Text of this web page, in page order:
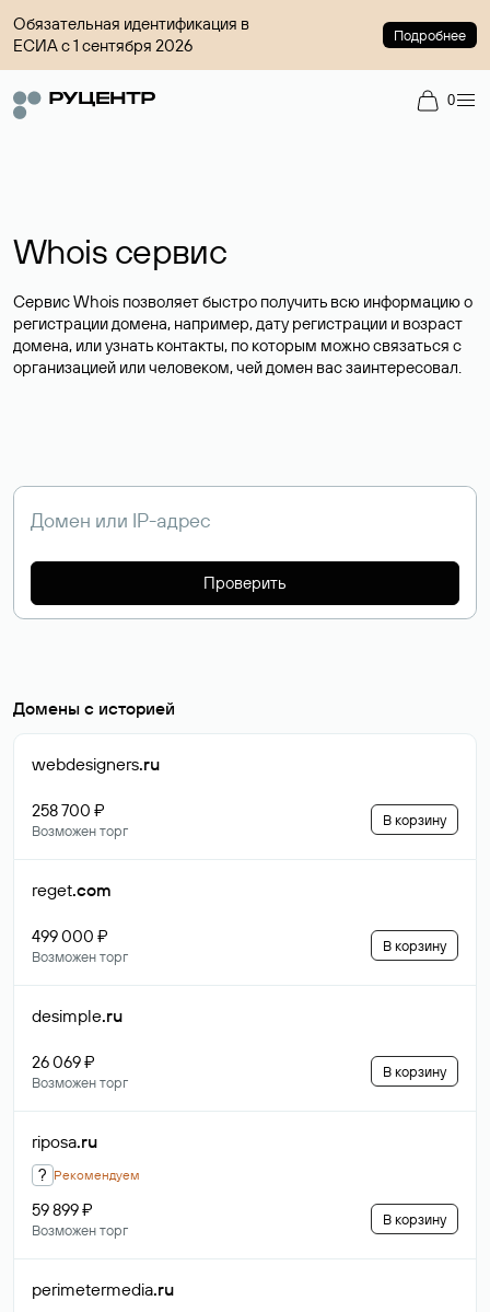
Обязательная идентификация в
ЕСИА с 1 сентября 2026
Подробнее
0
Whois сервис
Сервис Whois позволяет быстро получить всю информацию о
регистрации домена, например, дату регистрации и возраст
домена, или узнать контакты, по которым можно связаться с
организацией или человеком, чей домен вас заинтересовал.
Проверить
Домены с историей
webdesigners.ru
258 700 ₽
Возможен торг
В корзину
reget.com
499 000 ₽
Возможен торг
В корзину
desimple.ru
26 069 ₽
Возможен торг
В корзину
riposa.ru
? Рекомендуем
59 899 ₽
Возможен торг
В корзину
perimetermedia.ru